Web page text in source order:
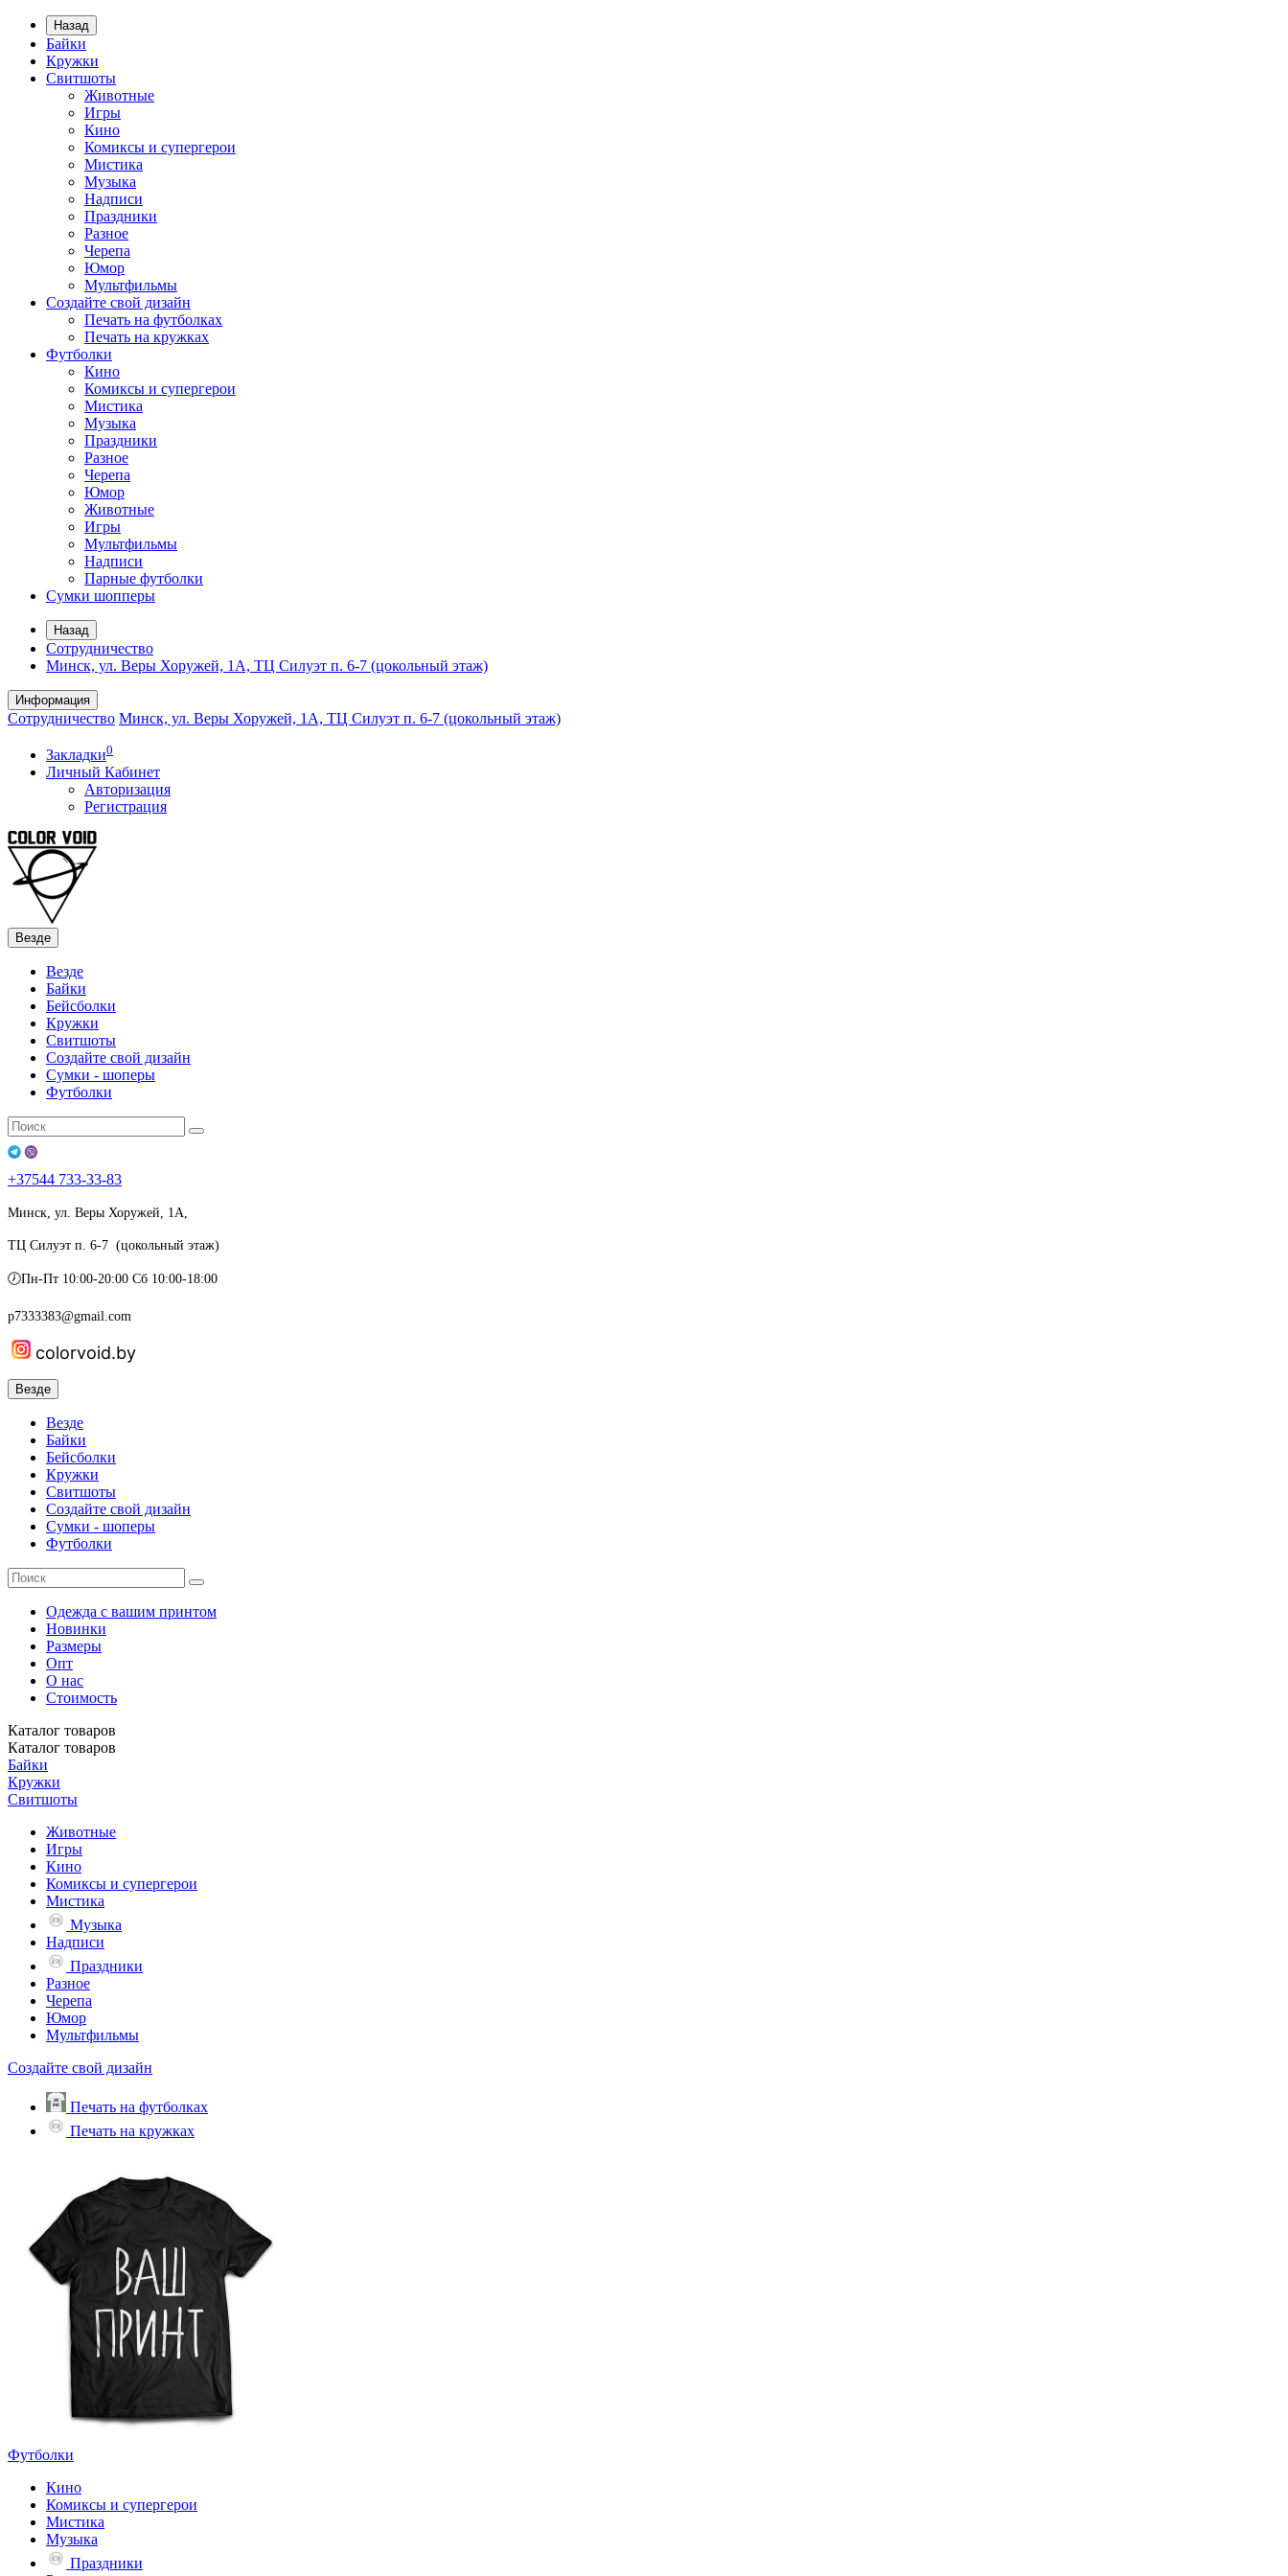
Назад
Байки
Кружки
Свитшоты
Животные
Игры
Кино
Комиксы и супергерои
Мистика
Музыка
Надписи
Праздники
Разное
Черепа
Юмор
Мультфильмы
Создайте свой дизайн
Печать на футболках
Печать на кружках
Футболки
Кино
Комиксы и супергерои
Мистика
Музыка
Праздники
Разное
Черепа
Юмор
Животные
Игры
Мультфильмы
Надписи
Парные футболки
Сумки шопперы
Назад
Сотрудничество
Минск, ул. Веры Хоружей, 1А, ТЦ Силуэт п. 6-7 (цокольный этаж)
Информация
Сотрудничество Минск, ул. Веры Хоружей, 1А, ТЦ Силуэт п. 6-7 (цокольный этаж)
Закладки0
Личный Кабинет
Авторизация
Регистрация
Везде
Везде
Байки
Бейсболки
Кружки
Свитшоты
Создайте свой дизайн
Сумки - шоперы
Футболки
+37544 733-33-83
Минск, ул. Веры Хоружей, 1А,
ТЦ Силуэт п. 6-7 (цокольный этаж)
🕖Пн-Пт 10:00-20:00 Сб 10:00-18:00
p7333383@gmail.com
colorvoid.by
Везде
Везде
Байки
Бейсболки
Кружки
Свитшоты
Создайте свой дизайн
Сумки - шоперы
Футболки
Одежда с вашим принтом
Новинки
Размеры
Опт
О нас
Стоимость
Каталог товаров
Каталог товаров
Байки
Кружки
Свитшоты
Животные
Игры
Кино
Комиксы и супергерои
Мистика
Музыка
Надписи
Праздники
Разное
Черепа
Юмор
Мультфильмы
Создайте свой дизайн
Печать на футболках
Печать на кружках
Футболки
Кино
Комиксы и супергерои
Мистика
Музыка
Праздники